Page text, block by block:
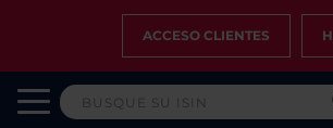
ACCESO CLIENTES